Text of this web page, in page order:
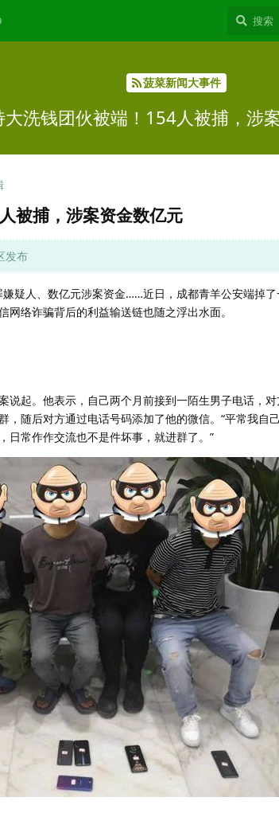
菠菜新闻大事件
大洗钱团伙被端！154人被捕，涉
被捕，涉案资金数亿元
发布
疑人、数亿元涉案资金……近日，成都青羊公安端掉了
络诈骗背后的利益输送链也随之浮出水面。
说起。他表示，自己两个月前接到一陌生男子电话，
，随后对方通过电话号码添加了他的微信。“平常我自
日常作作交流也不是件坏事，就进群了。”